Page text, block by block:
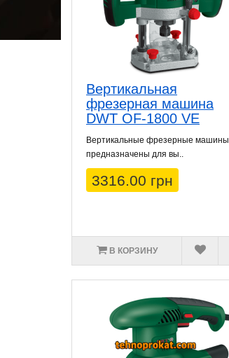
Вертикальная
фрезерная машина
DWT OF-1800 VE
Вертикальные фрезерные машины
предназначены для вы..
3316.00 грн
В КОРЗИНУ